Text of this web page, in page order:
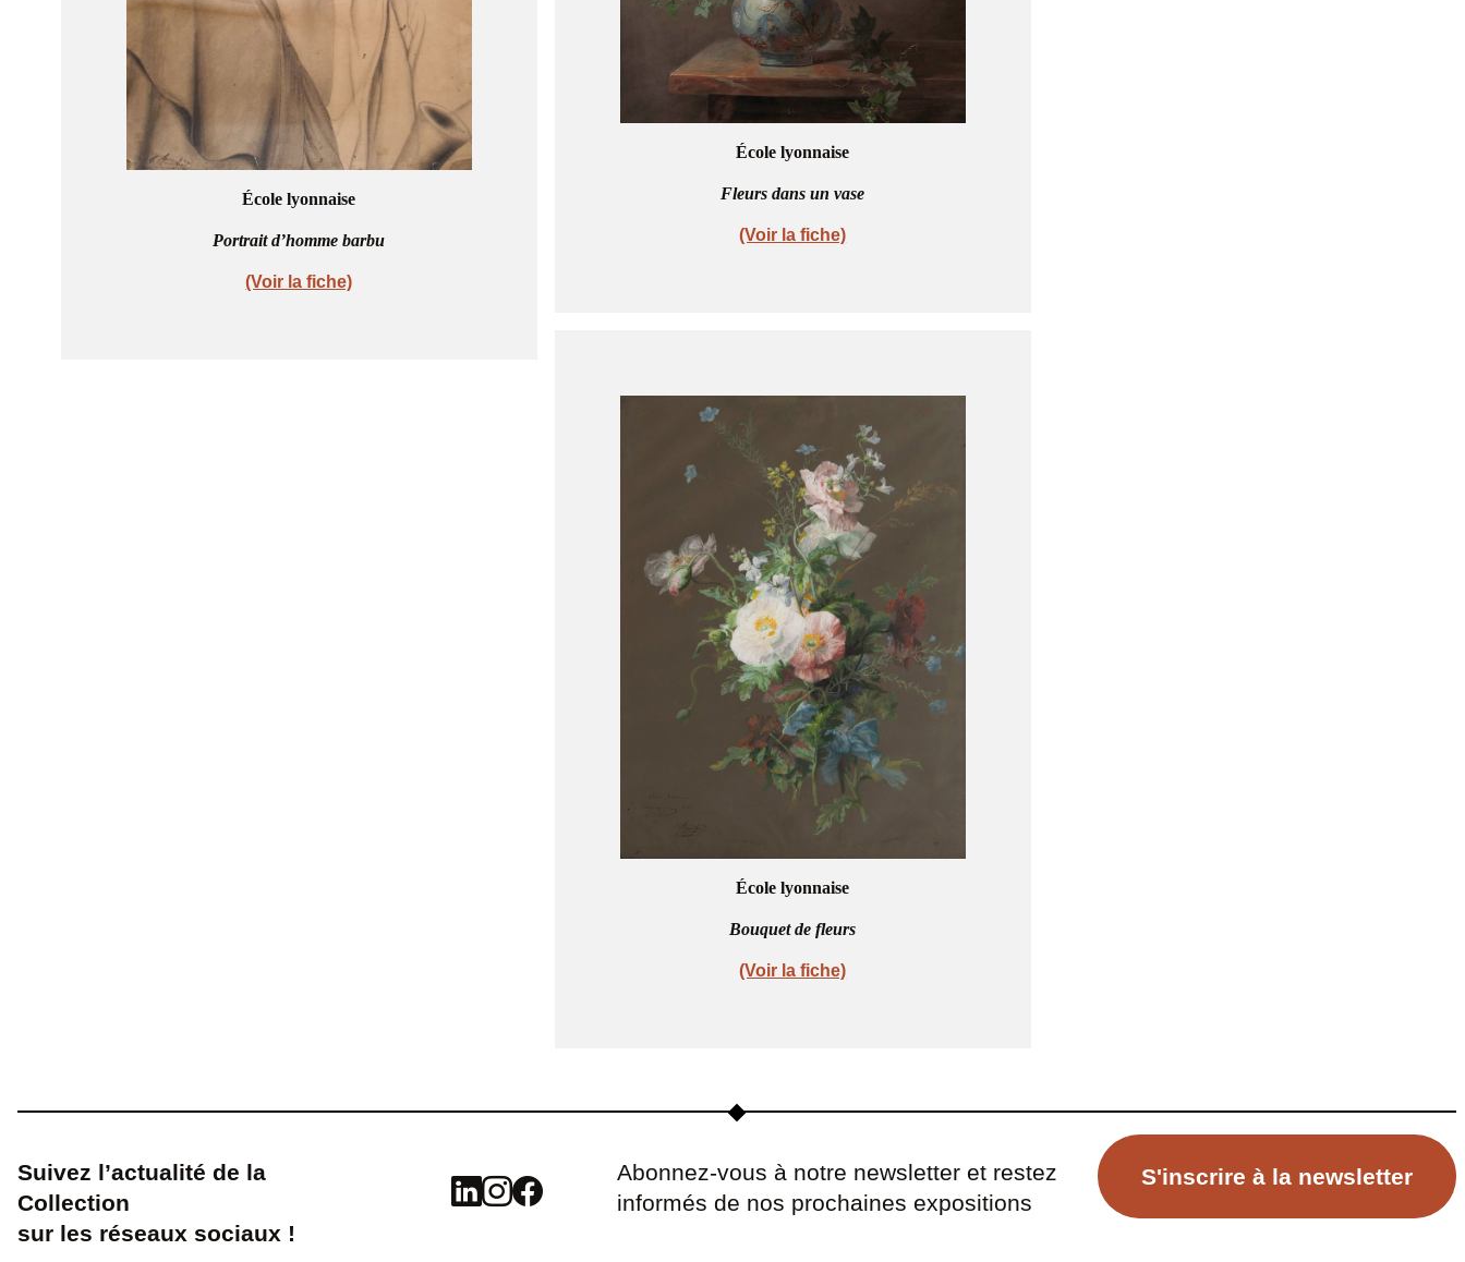
École lyonnaise
Portrait d’homme barbu
(Voir la fiche)
École lyonnaise
Fleurs dans un vase
(Voir la fiche)
École lyonnaise
Bouquet de fleurs
(Voir la fiche)
Suivez l’actualité de la
Collection
sur les réseaux sociaux !
Abonnez-vous à notre newsletter et restez
informés de nos prochaines expositions
S'inscrire à la newsletter